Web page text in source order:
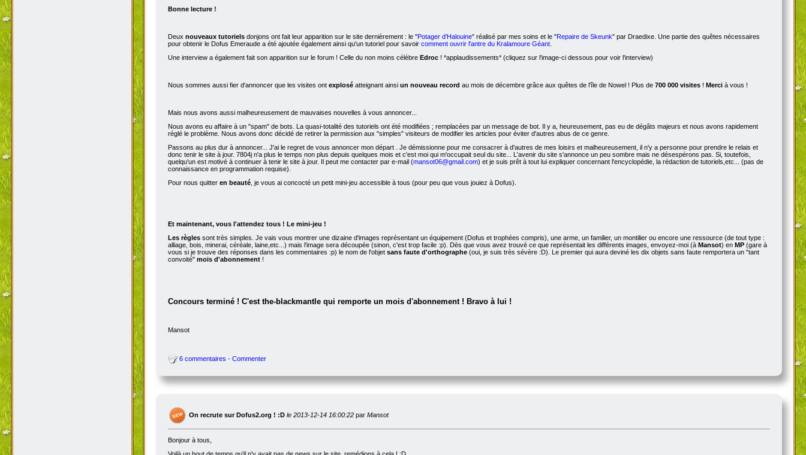
Bonne lecture !
Deux nouveaux tutoriels donjons ont fait leur apparition sur le site dernièrement : le "Potager d'Halouine" réalisé par mes soins et le "Repaire de Skeunk" par Draedixe. Une partie des quêtes nécessaires
pour obtenir le Dofus Emeraude a été ajoutée également ainsi qu'un tutoriel pour savoir comment ouvrir l'antre du Kralamoure Géant.
Une interview a également fait son apparition sur le forum ! Celle du non moins célèbre Edroc ! *applaudissements* (cliquez sur l'image-ci dessous pour voir l'interview)
Nous sommes aussi fier d'annoncer que les visites ont explosé atteignant ainsi un nouveau record au mois de décembre grâce aux quêtes de l'île de Nowel ! Plus de 700 000 visites ! Merci à vous !
Mais nous avons aussi malheureusement de mauvaises nouvelles à vous annoncer...
Nous avons eu affaire à un "spam" de bots. La quasi-totalité des tutoriels ont été modifiées ; remplacées par un message de bot. Il y a, heureusement, pas eu de dégâts majeurs et nous avons rapidement
réglé le problème. Nous avons donc décidé de retirer la permission aux "simples" visiteurs de modifier les articles pour éviter d'autres abus de ce genre.
Passons au plus dur à annoncer... J'ai le regret de vous annoncer mon départ . Je démissionne pour me consacrer à d'autres de mes loisirs et malheureusement, il n'y a personne pour prendre le relais et
donc tenir le site à jour. 7804j n'a plus le temps non plus depuis quelques mois et c'est moi qui m'occupait seul du site... L'avenir du site s'annonce un peu sombre mais ne désespérons pas. Si, toutefois,
quelqu'un est motivé à continuer à tenir le site à jour. Il peut me contacter par e-mail (mansot06@gmail.com) et je suis prêt à tout lui expliquer concernant l'encyclopédie, la rédaction de tutoriels,etc... (pas de
connaissance en programmation requise).
Pour nous quitter en beauté, je vous ai concocté un petit mini-jeu accessible à tous (pour peu que vous jouiez à Dofus).
Et maintenant, vous l'attendez tous ! Le mini-jeu !
Les règles sont très simples. Je vais vous montrer une dizaine d'images représentant un équipement (Dofus et trophées compris), une arme, un familier, un montilier ou encore une ressource (de tout type :
alliage, bois, minerai, céréale, laine,etc...) mais l'image sera découpée (sinon, c'est trop facile :p). Dès que vous avez trouvé ce que représentait les différents images, envoyez-moi (à Mansot) en MP (gare à
vous si je trouve des réponses dans les commentaires :p) le nom de l'objet sans faute d'orthographe (oui, je suis très sévère :D). Le premier qui aura deviné les dix objets sans faute remportera un "tant
convoité" mois d'abonnement !
Concours terminé ! C'est the-blackmantle qui remporte un mois d'abonnement ! Bravo à lui !
Mansot
6 commentaires - Commenter
On recrute sur Dofus2.org ! :D le 2013-12-14 16:00:22 par Mansot
Bonjour à tous,